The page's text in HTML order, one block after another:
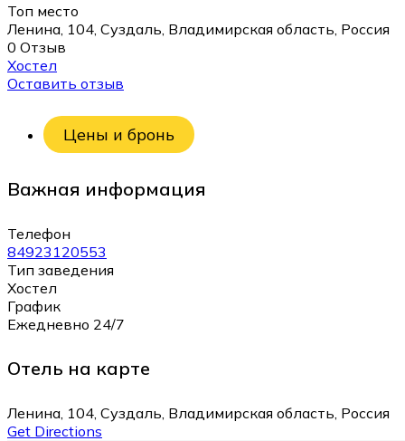
Топ место
Ленина, 104, Суздаль, Владимирская область, Россия
0 Отзыв
Хостел
Оставить отзыв
Цены и бронь
Важная информация
Телефон
84923120553
Тип заведения
Хостел
График
Ежедневно 24/7
Отель на карте
Ленина, 104, Суздаль, Владимирская область, Россия
Get Directions